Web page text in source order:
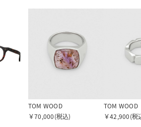
TOM WOOD
￥70,000(税込)
TOM WOOD
￥42,900(税